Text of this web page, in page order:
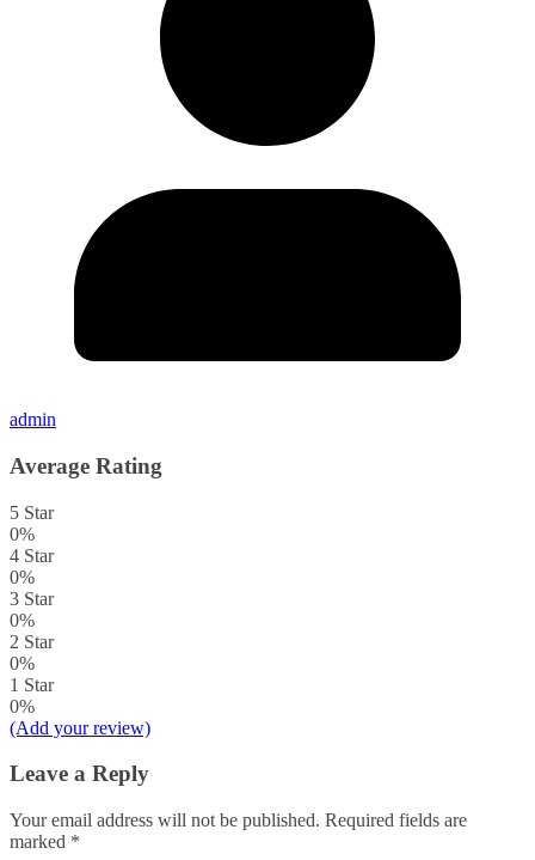
admin
Average Rating
5 Star
0%
4 Star
0%
3 Star
0%
2 Star
0%
1 Star
0%
(Add your review)
Leave a Reply
Your email address will not be published. Required fields are
marked *